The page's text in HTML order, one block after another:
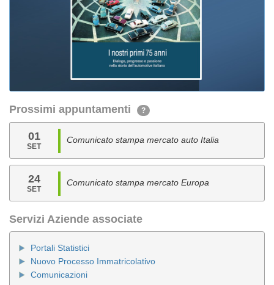
Prossimi appuntamenti ?
01
SET
Comunicato stampa mercato auto Italia
24
SET
Comunicato stampa mercato Europa
Servizi Aziende associate
Portali Statistici
Nuovo Processo Immatricolativo
Comunicazioni